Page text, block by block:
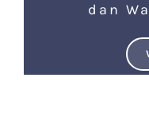
dan